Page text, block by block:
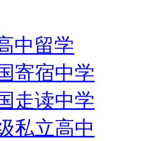
中留学
寄宿中学
走读中学
私立高中